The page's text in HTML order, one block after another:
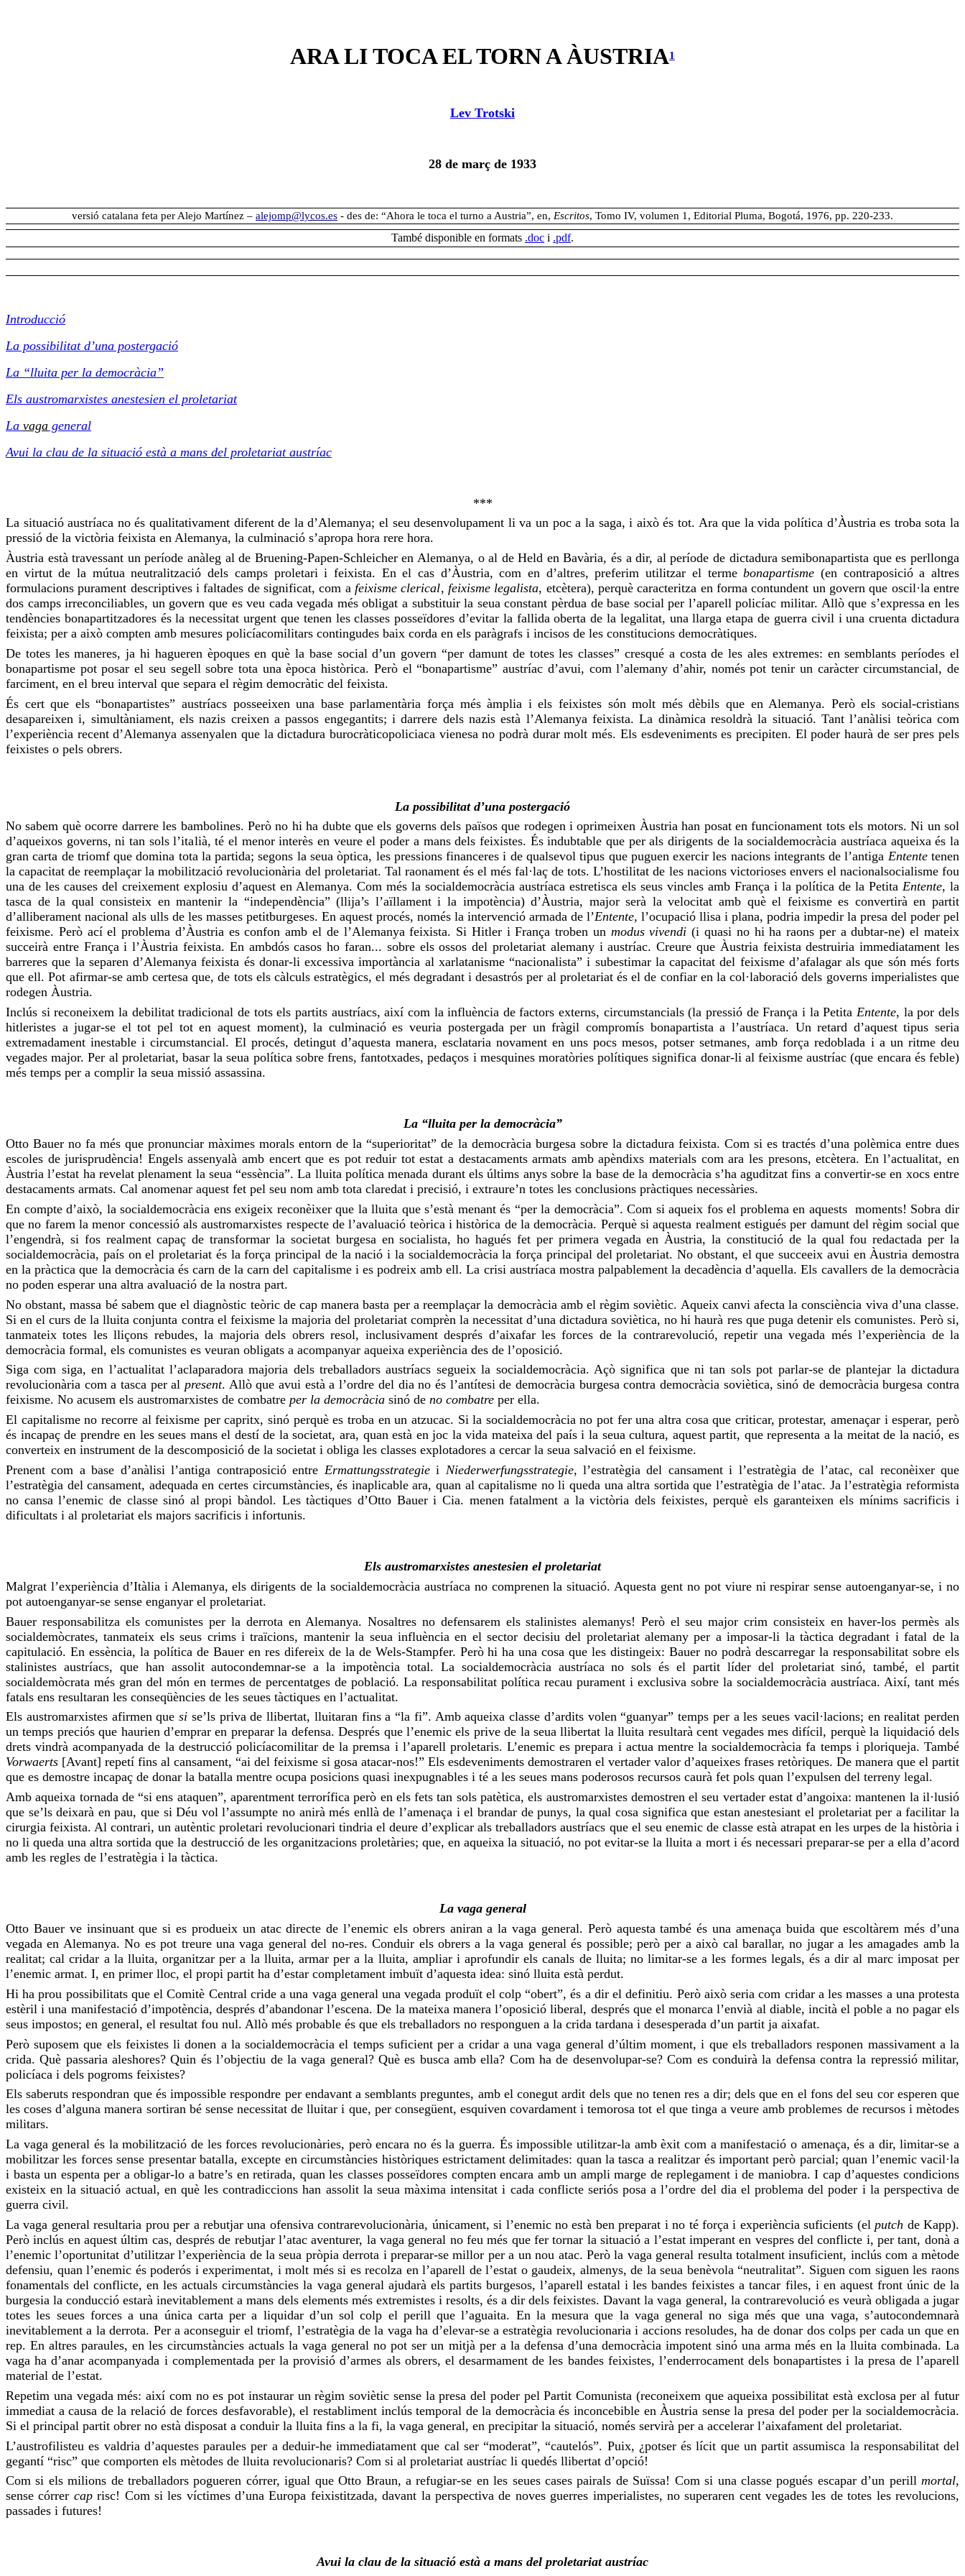
ARA LI TOCA EL TORN A ÀUSTRIA1
Lev Trotski
28 de març de 1933
versió catalana feta per Alejo Martínez – alejomp@lycos.es - des de: “Ahora le toca el turno a Austria”, en, Escritos, Tomo IV, volumen 1, Editorial Pluma, Bogotá, 1976, pp. 220-233.
També disponible en formats .doc i .pdf.
Introducció
La possibilitat d’una postergació
La “lluita per la democràcia”
Els austromarxistes anestesien el proletariat
La vaga general
Avui la clau de la situació està a mans del proletariat austríac
***
La situació austríaca no és qualitativament diferent de la d’Alemanya; el seu desenvolupament li va un poc a la saga, i això és tot. Ara que la vida política d’Àustria es troba sota la
pressió de la victòria feixista en Alemanya, la culminació s’apropa hora rere hora.
Àustria estàtravessant un període anàleg al de Bruening-Papen-Schleicheren Alemanya, o al deHeld en Bavària, és a dir, al període de dictadurasemibonapartista que es perllonga
en virtut de la mútua neutralització dels camps proletari i feixista. En el cas d’Àustria, com en d’altres,preferim utilitzar el termebonapartisme (en contraposició a altres
formulacions purament descriptives i faltades de significat, com a feixisme clerical, feixisme legalista, etcètera), perquè caracteritza en forma contundent un govern que oscil·la entre
dos camps irreconciliables, un govern que esveu cada vegada més obligat a substituir la seua constant pèrdua de base social per l’aparell policíac militar. Allò que s’expressa en les
tendències bonapartitzadoresés la necessitat urgent que tenen les classes posseïdores d’evitar la fallida oberta de la legalitat, una llarga etapa de guerra civil i una cruenta dictadura
feixista; per a això compten amb mesures policíacomilitars contingudes baix corda en els paràgrafs i incisos de les constitucions democràtiques.
De totes les maneres, ja hi hagueren èpoques en què la base social d’un govern “per damunt de totes les classes” cresqué a costa de les ales extremes: en semblants períodes el
bonapartisme pot posar el seu segell sobre tota una època històrica. Però el “bonapartisme” austríac d’avui, com l’alemany d’ahir, només pot tenir un caràcter circumstancial, de
farciment, en el breu interval que separa el règim democràtic del feixista.
És cert que els “bonapartistes” austríacs posseeixen una base parlamentària força més àmplia i els feixistes són molt més dèbils que en Alemanya. Però els social-cristians
desapareixen i, simultàniament, els nazis creixen a passos engegantits; i darrere dels nazis està l’Alemanya feixista. La dinàmica resoldrà la situació. Tant l’anàlisi teòrica com
l’experiència recent d’Alemanya assenyalen que la dictadura burocràticopoliciaca vienesa no podrà durar molt més. Els esdeveniments es precipiten. El poder haurà de ser pres pels
feixistes o pels obrers.
La possibilitat d’una postergació
No sabem què ocorre darrere les bambolines. Però no hi ha dubte que els governs dels països que rodegen i oprimeixen Àustria han posat en funcionament tots els motors. Ni un sol
d’aqueixos governs, ni tan sols l’italià, té el menor interès en veure el poder a mans dels feixistes. És indubtable que per als dirigents de la socialdemocràcia austríaca aqueixa és la
gran carta de triomf que domina tota la partida; segons la seua òptica, les pressions financeres i de qualsevol tipus que puguen exercir les nacions integrants de l’antiga Ententetenen
la capacitat de reemplaçar la mobilització revolucionària del proletariat. Tal raonament és el més fal·laç de tots. L’hostilitat de les nacions victorioses envers el nacionalsocialisme fou
una de les causes del creixement explosiu d’aquest en Alemanya. Com més la socialdemocràcia austríaca estretisca els seus vincles amb França i la política de la Petita Entente, la
tasca de la qual consisteix en mantenir la “independència” (llija’s l’aïllament i la impotència) d’Àustria, major serà la velocitat amb què el feixisme es convertirà en partit
d’alliberament nacional als ulls de les masses petitburgeses. En aquest procés, només la intervenció armada de l’Entente, l’ocupació llisa i plana, podria impedir la presa del poder pel
feixisme. Però ací el problema d’Àustria es confon amb el de l’Alemanya feixista. Si Hitler i França troben un modus vivendi(i quasi no hi ha raons per a dubtar-ne) el mateix
succeirà entre França i l’Àustria feixista. En ambdós casosho faran... sobre els ossos del proletariat alemany i austríac. Creure que Àustria feixista destruiria immediatament les
barreres que la separen d’Alemanya feixista és donar-li excessiva importància al xarlatanisme “nacionalista” i subestimar la capacitat del feixisme d’afalagar als que són més forts
que ell. Pot afirmar-seamb certesa que, de tots els càlculs estratègics, el més degradant i desastrós per al proletariat és el de confiar en la col·laboració dels governs imperialistes que
rodegen Àustria.
Inclús si reconeixem la debilitat tradicional de tots els partits austríacs, així com la influència de factors externs, circumstancials (la pressió de França i la PetitaEntente, la por dels
hitleristes a jugar-se el tot pel tot en aquest moment), la culminació es veuria postergada per un fràgil compromís bonapartistaa l’austríaca. Un retard d’aquest tipus seria
extremadament inestable i circumstancial. El procés, detingut d’aquesta manera, esclataria novament en uns pocs mesos, potser setmanes, amb força redoblada i a un ritme deu
vegades major. Per al proletariat, basar la seua política sobre frens, fantotxades, pedaços i mesquines moratòries polítiques significa donar-li al feixisme austríac (que encara és feble)
més temps per a complir la seua missió assassina.
La “lluita per la democràcia”
OttoBauer no fa més que pronunciar màximes morals entorn de la “superioritat” de la democràcia burgesa sobre la dictadura feixista. Com si es tractés d’una polèmica entre dues
escoles de jurisprudència! Engels assenyalà amb encert que es pot reduir tot estat a destacaments armats amb apèndixs materials com ara les presons, etcètera. En l’actualitat, en
Àustria l’estat ha revelat plenament la seua “essència”. La lluita políticamenada durant els últims anys sobre la base de la democràcia s’ha aguditzat fins a convertir-se en xocs entre
destacaments armats. Cal anomenar aquest fet pel seu nom amb tota claredat i precisió, i extraure’n totes les conclusions pràctiques necessàries.
En compte d’això, la socialdemocràcia ens exigeix reconèixer que la lluita que s’està menantés “per la democràcia”. Com si aqueix fosel problema en aquests moments! Sobra dir
que no farem la menor concessió als austromarxistes respecte de l’avaluació teòrica i històrica de la democràcia. Perquè si aquesta realment estigués per damunt del règim social que
l’engendrà, si fos realment capaç de transformar la societat burgesa en socialista,ho hagués fet per primera vegada en Àustria, la constitució de la qualfou redactada per la
socialdemocràcia, país on el proletariat és la força principal de la nació i la socialdemocràcia la força principal del proletariat. No obstant, el que succeeix avui en Àustria demostra
en la pràctica que la democràcia és carn de la carn del capitalisme i es podreix amb ell. La crisi austríaca mostra palpablement la decadència d’aquella. Els cavallers de la democràcia
no poden esperar una altra avaluació de la nostra part.
No obstant, massa bé sabem que el diagnòstic teòric de cap manera basta per a reemplaçar la democràcia amb el règim soviètic. Aqueix canvi afecta la consciència viva d’una classe.
Si en el curs de la lluita conjunta contra el feixisme la majoria del proletariat comprèn la necessitat d’una dictadura soviètica, no hi haurà res que puga detenir els comunistes. Però si,
tanmateix totes les lliçons rebudes, la majoria dels obrers resol, inclusivament després d’aixafar les forces de la contrarevolució, repetir una vegada més l’experiència de la
democràcia formal, els comunistes es veuran obligats a acompanyar aqueixa experiència des de l’oposició.
Siga com siga, en l’actualitat l’aclaparadora majoria dels treballadors austríacs segueix la socialdemocràcia. Açò significa que ni tan sols pot parlar-se de plantejar la dictadura
revolucionària com a tasca per alpresent. Allò que avui està a l’ordre del dia no és l’antítesi de democràcia burgesa contra democràcia soviètica, sinó de democràcia burgesa contra
feixisme. No acusem els austromarxistes de combatre per la democràcia sinó de no combatre per ella.
El capitalisme no recorre al feixisme per capritx, sinó perquè es troba en un atzucac. Si la socialdemocràcia no pot fer una altra cosa que criticar, protestar, amenaçar i esperar, però
és incapaç de prendre en les seues mans el destí de la societat, ara, quan està en joc la vida mateixa del país i la seua cultura, aquest partit, que representa a la meitat de la nació, es
converteix en instrument de la descomposició de la societat i obliga les classes explotadores a cercar la seua salvació en el feixisme.
Prenent com a base d’anàlisi l’antiga contraposició entre Ermattungsstrategiei Niederwerfungsstrategie, l’estratègia del cansament i l’estratègia de l’atac, cal reconèixer que
l’estratègia del cansament, adequada en certes circumstàncies, és inaplicable ara, quan al capitalisme no li queda una altra sortida que l’estratègia de l’atac. Ja l’estratègia reformista
no cansa l’enemic de classe sinó al propibàndol. Les tàctiques d’Otto Baueri Cia. menen fatalment a la victòria dels feixistes,perquè els garanteixen els mínims sacrificis i
dificultats i al proletariat els majors sacrificis i infortunis.
Els austromarxistes anestesien el proletariat
Malgrat l’experiència d’Itàlia i Alemanya, els dirigents de la socialdemocràcia austríaca no comprenen la situació. Aquesta gent no pot viure ni respirar sense autoenganyar-se, i no
pot autoenganyar-se sense enganyar el proletariat.
Bauer responsabilitza els comunistes per la derrota en Alemanya. Nosaltres no defensarem els stalinistes alemanys! Però el seu major crim consisteix en haver-los permès als
socialdemòcrates, tanmateix els seus crims i traïcions, mantenir la seua influència en el sector decisiu del proletariat alemany per a imposar-li la tàctica degradant i fatal de la
capitulació. En essència, la política de Baueren resdifereix de la de Wels-Stampfer. Però hi hauna cosa que les distingeix:Bauer no podrà descarregar la responsabilitat sobre els
stalinistes austríacs, que han assolit autocondemnar-se a la impotència total. La socialdemocràcia austríaca no sols és el partit líder del proletariat sinó, també, el partit
socialdemòcrata més gran del món en termes de percentatges de població. La responsabilitat política recau purament i exclusiva sobre la socialdemocràcia austríaca. Així, tant més
fatals ens resultaran les conseqüències de les seues tàctiques en l’actualitat.
Els austromarxistes afirmenque si se’ls priva de llibertat, lluitaran fins a “la fi”. Amb aqueixa classe d’ardits volen “guanyar” temps per a les seues vacil·lacions; en realitat perden
un temps preciós que haurien d’emprar en preparar la defensa. Després que l’enemic els prive de la seua llibertat la lluita resultarà cent vegades mes difícil, perquè la liquidació dels
drets vindrà acompanyada de la destrucció policíacomilitar de la premsa i l’aparellproletaris. L’enemic es prepara i actua mentre la socialdemocràcia fa temps i ploriqueja. També
Vorwaerts [Avant] repetí fins al cansament, “ai del feixisme si gosa atacar-nos!” Els esdeveniments demostraren el vertader valor d’aqueixes frases retòriques. De manera que el partit
que es demostre incapaç de donar la batalla mentre ocupa posicions quasi inexpugnables i té a les seues mans poderosos recursos caurà fet pols quan l’expulsen del terreny legal.
Amb aqueixa tornada de “si ens ataquen”, aparentment terrorífica però en els fets tan sols patètica, els austromarxistes demostren el seu vertader estat d’angoixa: mantenen la il·lusió
que se’ls deixarà en pau, que si Déu vol l’assumpte no anirà més enllà de l’amenaça i el brandar de punys, la qual cosa significa que estan anestesiant el proletariat per a facilitar la
cirurgia feixista. Al contrari, un autèntic proletari revolucionari tindria el deure d’explicar als treballadors austríacs que el seu enemic de classe està atrapat en les urpes de la història i
no li queda una altra sortida que la destrucció de les organitzacions proletàries; que, en aqueixa la situació, no pot evitar-se la lluita a mort i és necessari preparar-se per a ella d’acord
amb les regles de l’estratègia i la tàctica.
La vagageneral
Otto Bauerve insinuant que si es produeix un atac directe de l’enemic els obrers aniran a lavaga general. Però aquesta també és una amenaça buida queescoltàrem més d’una
vegada en Alemanya. No es pot treure unavaga general del no-res. Conduir els obrers a lavaga general és possible; però per a això cal barallar, no jugar a les amagades amb la
realitat; calcridar a la lluita, organitzar per a la lluita, armar per a la lluita, ampliar i aprofundir els canals de lluita; no limitar-se a les formes legals, és a dir al marc imposat per
l’enemic armat. I, en primer lloc, el propi partit ha d’estar completament imbuït d’aquesta idea: sinó lluita està perdut.
Hi ha prou possibilitats que el Comitè Central cridea una vaga general una vegada produït el colp “obert”, és a dir el definitiu. Però això seria com cridara les masses a una protesta
estèril i una manifestació d’impotència, després d’abandonar l’escena. De la mateixa manera l’oposició liberal, després que el monarca l’envià al diable, incità el poble a no pagar els
seus impostos; en general, el resultat fou nul. Allò més probable és que els treballadors no responguen a la crida tardana i desesperada d’un partit ja aixafat.
Però suposem que els feixistes li donen a la socialdemocràcia el temps suficient per a cridara unavaga general d’últim moment, i que els treballadors responen massivament a la
crida. Què passaria aleshores? Quin és l’objectiu de lavaga general? Què es busca amb ella? Com ha de desenvolupar-se? Com es conduirà la defensa contra la repressió militar,
policíaca i dels pogroms feixistes?
Els saberuts respondran que és impossible respondre per endavant a semblants preguntes, amb el conegut ardit dels que no tenen res a dir; dels que en el fons del seu cor esperen que
les coses d’alguna manera sortiran bé sense necessitat de lluitar i que, per consegüent, esquiven covardament i temorosa tot el que tinga a veure amb problemes de recursos i mètodes
militars.
La vagageneral és la mobilització de les forces revolucionàries, però encara no és la guerra. És impossible utilitzar-la amb èxit com a manifestació o amenaça, és a dir, limitar-se a
mobilitzar les forces sense presentar batalla, excepte en circumstàncies històriques estrictament delimitades: quan la tasca a realitzar és important però parcial; quan l’enemic vacil·la
i basta un espenta per aobligar-lo a batre’s en retirada, quan les classes posseïdores comptenencara amb un ampli marge de replegament i de maniobra. I cap d’aquestes condicions
existeix en la situació actual, en què les contradiccions han assolitla seua màxima intensitat i cada conflicte seriós posa a l’ordre del dia el problema del poder i la perspectiva de
guerra civil.
Lavaga general resultaria prou per a rebutjar una ofensiva contrarevolucionària, únicament, si l’enemic no està ben preparat i no té força i experiència suficients (el putch deKapp).
Però inclús en aquest últim cas, després de rebutjar l’atac aventurer, la vaga general no feu més que fer tornar la situació a l’estat imperant en vespres del conflicte i, per tant, donà a
l’enemic l’oportunitat d’utilitzar l’experiència de la seua pròpia derrota i preparar-se millor per a un nou atac. Però la vaga general resulta totalment insuficient, inclús com a mètode
defensiu, quan l’enemic és poderós i experimentat, i molt més si es recolza en l’aparell de l’estat o gaudeix, almenys, de la seua benèvola “neutralitat”. Siguen com siguen les raons
fonamentals del conflicte, en les actuals circumstàncies la vaga general ajudarà els partits burgesos, l’aparell estatal i les bandes feixistes a tancar files, i en aquest front únic de la
burgesia la conducció estarà inevitablement a mans dels elements més extremistes i resolts, és a dir dels feixistes. Davant lavaga general, la contrarevolució es veurà obligada a jugar
totes les seues forces a una única carta per a liquidar d’un sol colp el perill que l’aguaita. En la mesura que la vaga general no siga més que una vaga, s’autocondemnarà
inevitablement a la derrota. Per aaconseguir el triomf, l’estratègia de la vaga ha d’elevar-se a estratègia revolucionaria i accions resoludes, ha de donar dos colps per cada un que en
rep. En altres paraules, en les circumstàncies actuals lavaga general no pot ser un mitjà per a la defensa d’una democràcia impotent sinó una arma més en la lluita combinada. La
vaga ha d’anar acompanyada i complementada per la provisió d’armes als obrers, el desarmament de les bandes feixistes, l’enderrocament delsbonapartistes i la presa de l’aparell
material de l’estat.
Repetim una vegada més: així com no es pot instaurar un règim soviètic sense la presa del poder pel Partit Comunista (reconeixem que aqueixa possibilitat està exclosa per al futur
immediat a causa de la relació de forces desfavorable), el restabliment inclús temporal de la democràcia és inconcebible en Àustria sense la presa del poder per la socialdemocràcia.
Si el principal partit obrer no està disposat a conduir la lluita fins a la fi, la vaga general, en precipitar la situació, només servirà per a accelerar l’aixafament del proletariat.
L’austrofilisteu es valdria d’aquestes paraules per a deduir-he immediatament que cal ser “moderat”, “cautelós”. Puix, ¿potser és lícit que un partit assumisca la responsabilitat del
gegantí “risc” que comporten els mètodes de lluita revolucionaris? Com si al proletariat austríac li quedés llibertat d’opció!
Com si els milions de treballadors pogueren córrer, igual que Otto Braun, a refugiar-se en les seues cases pairals de Suïssa! Com si una classe pogués escapar d’un perillmortal,
sense córrer caprisc! Com si les víctimes d’una Europa feixistitzada, davant la perspectiva de noves guerres imperialistes, no superaren cent vegades les de totes les revolucions,
passades i futures!
Avui la clau de la situació està a mans del proletariat austríac